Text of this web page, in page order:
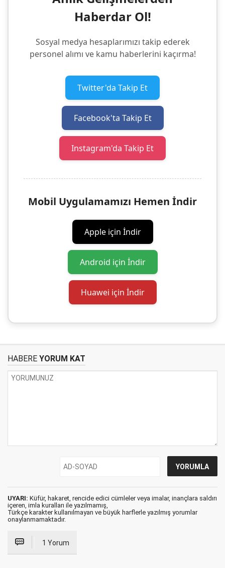
Haberdar Ol!
Sosyal medya hesaplarımızı takip ederek
personel alımı ve kamu haberlerini kaçırma!
Twitter'da Takip Et
Facebook'ta Takip Et
Instagram'da Takip Et
Mobil Uygulamamızı Hemen İndir
Apple için İndir
Android için İndir
Huawei için İndir
HABERE YORUM KAT
UYARI: Küfür, hakaret, rencide edici cümleler veya imalar, inançlara saldırı
içeren, imla kuralları ile yazılmamış,
Türkçe karakter kullanılmayan ve büyük harflerle yazılmış yorumlar
onaylanmamaktadır.
1 Yorum